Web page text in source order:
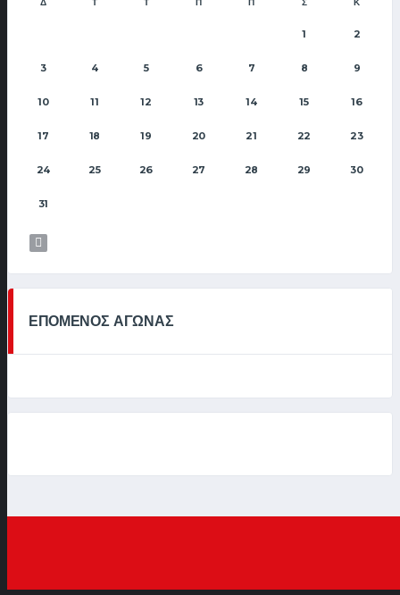
1 2
3 4 5 6 7 8 9
10 11 12 13 14 15 16
17 18 19 20 21 22 23
24 25 26 27 28 29 30
31
ΕΠΟΜΕΝΟΣ ΑΓΩΝΑΣ